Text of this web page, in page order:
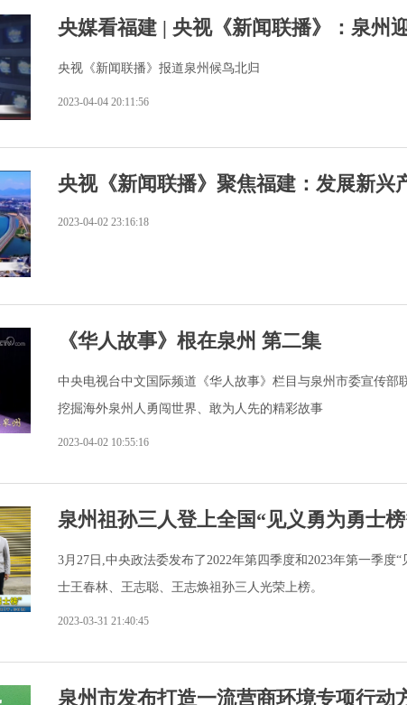
央媒看福建 | 央视《新闻联播》：泉州
央视《新闻联播》报道泉州候鸟北归
2023-04-04 20:11:56
央视《新闻联播》聚焦福建：发展新兴
2023-04-02 23:16:18
《华人故事》根在泉州 第二集
中央电视台中文国际频道《华人故事》栏目与泉州市委宣传部
挖掘海外泉州人勇闯世界、敢为人先的精彩故事
2023-04-02 10:55:16
泉州祖孙三人登上全国“见义勇为勇士
3月27日,中央政法委发布了2022年第四季度和2023年第一季度
士王春林、王志聪、王志焕祖孙三人光荣上榜。
2023-03-31 21:40:45
泉州市发布打造一流营商环境专项行动